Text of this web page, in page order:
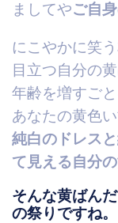
ましてやご自
にこやかに笑
目立つ自分の
年齢を増すご
あなたの黄色
純白のドレス
て見える自分
そんな黄ばん
の祭りですね。